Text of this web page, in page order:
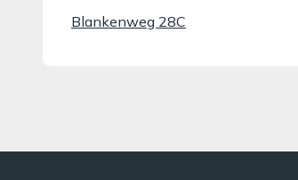
Blankenweg 28C